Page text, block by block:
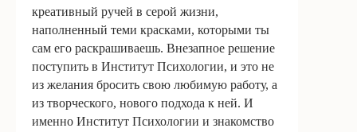
креативный ручей в серой жизни,
наполненный теми красками, которыми ты
сам его раскрашиваешь. Внезапное решение
поступить в Институт Психологии, и это не
из желания бросить свою любимую работу, а
из творческого, нового подхода к ней. И
именно Институт Психологии и знакомство